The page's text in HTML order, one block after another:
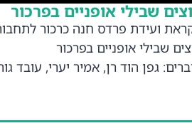
שבילי אופניים בפרכור
ועידת פרדס חנה כרכור לתחבורה
שבילי אופניים בפרכור
גפן הוד רן, אמיר יערי, עובד